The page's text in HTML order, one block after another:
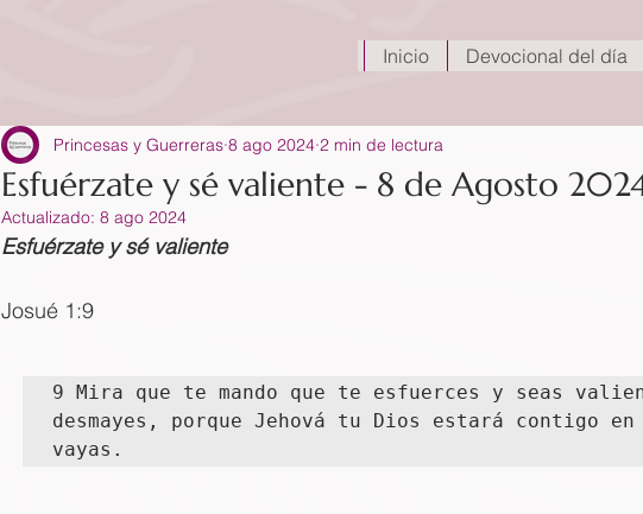
Inicio Devocional del día
Esfuérzate y sé valiente - 8 de Agosto
Princesas y Guerreras 8 ago 2024 2 min de lectura
Actualizado: 8 ago 2024
Esfuérzate y sé valiente
Josué 1:9
9 Mira que te mando que te esfuerces y seas
desmayes, porque Jehová tu Dios estará contigo en
vayas.